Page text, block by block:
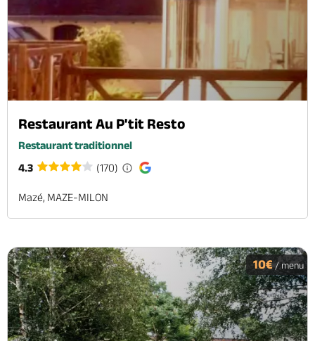
Restaurant Au P'tit Resto
Restaurant traditionnel
4.3
(170)
Mazé, MAZE-MILON
10€/ menu